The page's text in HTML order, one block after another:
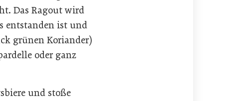
Das Ragout wird
entstanden ist und
grünen Koriander)
oder ganz
und stoße